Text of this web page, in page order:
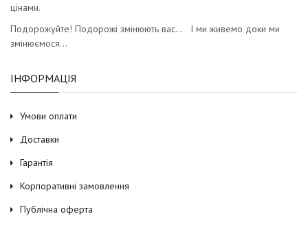
цінами.
Подорожуйте! Подорожі змінюють вас… І ми живемо доки ми
змінюємося…
ІНФОРМАЦІЯ
Умови оплати
Доставки
Гарантія
Корпоративні замовлення
Публічна оферта